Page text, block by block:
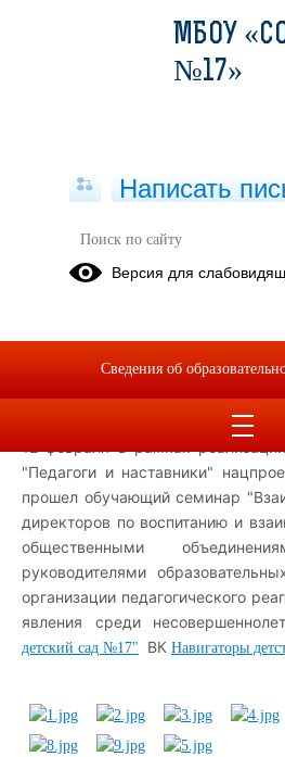
Обучающий семинар
директоров по
общественными
классными
"Педагоги и наставники"
прошел обучающий семинар
директоров по воспитанию и
общественными
руководителями
организации педагогического
явления среди
детский сад №17"
ВК Навигаторы
МБОУ
№17»
Написать
Версия для
Сведения об